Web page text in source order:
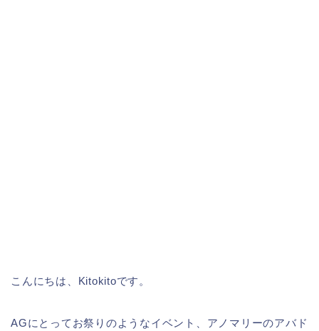
こんにちは、Kitokitoです。
AGにとってお祭りのようなイベント、アノマリーのアバド